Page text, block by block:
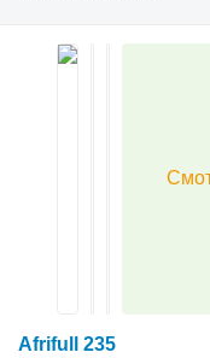
Afrifull 235